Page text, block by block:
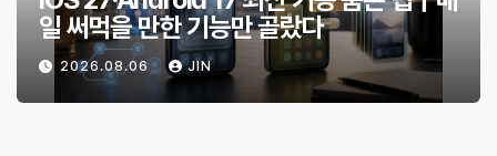
일 써먹을 만한 기능만 골랐다
2026.08.06 JIN